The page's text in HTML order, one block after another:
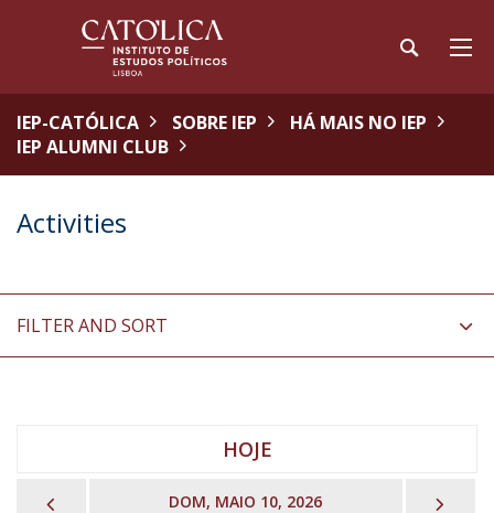
IEP-CATÓLICA SOBRE IEP
HÁ MAIS NO IEP
IEP ALUMNI CLUB
Activities
FILTER AND SORT
HOJE
DOM, MAIO 10, 2026